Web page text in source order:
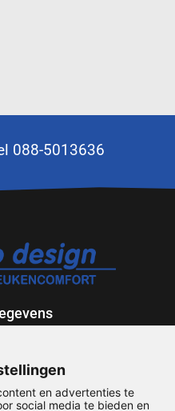
088-5013636
en advertenties te
social media te bieden en